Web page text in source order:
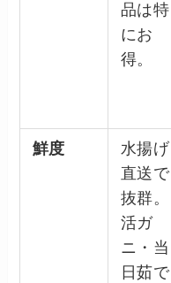
品は特
にお
得。
鮮度
水揚げ
直送で
抜群。
活ガ
ニ・当
日茹で